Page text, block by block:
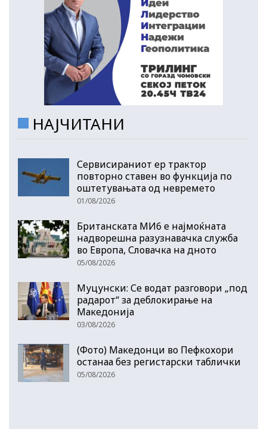
НАЈЧИТАНИ
Сервисираниот ер трактор
повторно ставен во функција по
оштетувањата од невремето
01/08/2026
Британската МИ6 е најмоќната
надворешна разузнавачка служба
во Европа, Словачка на дното
05/08/2026
Муцунски: Се водат разговори „под
радарот“ за деблокирање на
Македонија
03/08/2026
(Фото) Македонци во Пефкохори
останаа без регистарски таблички
05/08/2026